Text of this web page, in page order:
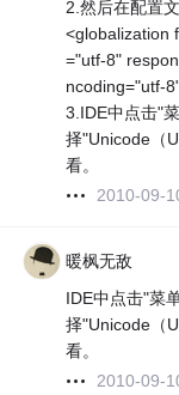
2.然后在配置
<globalization
="utf-8"
ncoding="utf-
3.IDE中点击"
择"Unicode（
看。
2010-09-
暖枫无敌
IDE中点击"菜
择"Unicode（
看。
2010-09-